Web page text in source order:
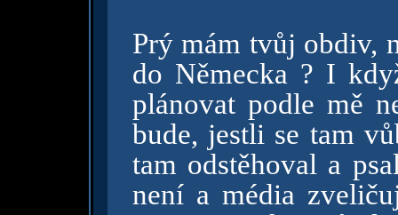
Prý mám tvůj obdiv,
do Německa ? I
plánovat podle mě
bude, jestli se tam
tam odstěhoval a
není a média